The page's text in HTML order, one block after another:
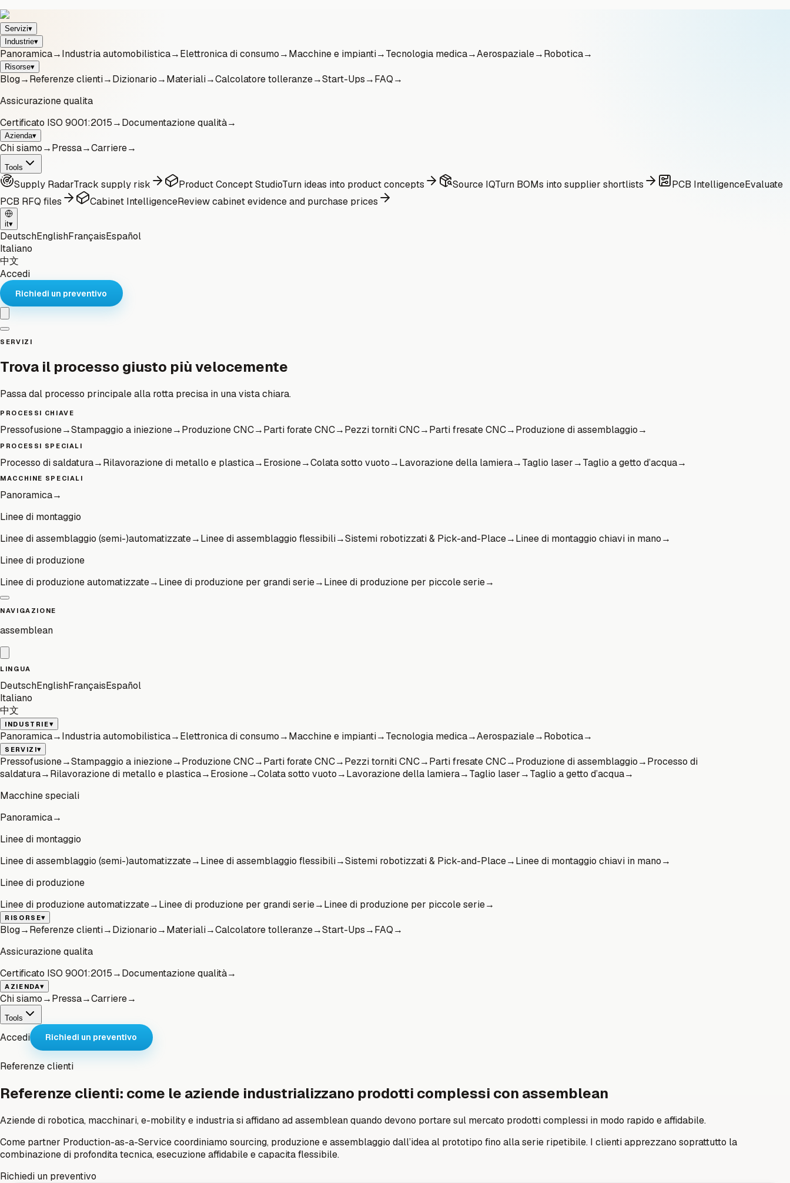
Servizi▾
Industrie▾
Panoramica→Industria automobilistica→Elettronica di consumo→Macchine e impianti→Tecnologia medica→Aerospaziale→Robotica→
Risorse▾
Blog→Referenze clienti→Dizionario→Materiali→Calcolatore tolleranze→Start-Ups→FAQ→
Assicurazione qualita
Certificato ISO 9001:2015→Documentazione qualità→
Azienda▾
Chi siamo→Pressa→Carriere→
Tools
Supply RadarTrack supply risk Product Concept StudioTurn ideas into product concepts Source IQTurn BOMs into supplier shortlists PCB IntelligenceEvaluate
PCB RFQ files
Cabinet IntelligenceReview cabinet evidence and purchase prices
it▾
DeutschEnglishFrançaisEspañol
Italiano
中文
Accedi
Richiedi un preventivo
SERVIZI
Trova il processo giusto più velocemente
Passa dal processo principale alla rotta precisa in una vista chiara.
PROCESSI CHIAVE
Pressofusione→Stampaggio a iniezione→Produzione CNC→Parti forate CNC→Pezzi torniti CNC→Parti fresate CNC→Produzione di assemblaggio→
PROCESSI SPECIALI
Processo di saldatura→Rilavorazione di metallo e plastica→Erosione→Colata sotto vuoto→Lavorazione della lamiera→Taglio laser→Taglio a getto d’acqua→
MACCHINE SPECIALI
Panoramica→
Linee di montaggio
Linee di assemblaggio (semi-)automatizzate→Linee di assemblaggio flessibili→Sistemi robotizzati & Pick-and-Place→Linee di montaggio chiavi in mano→
Linee di produzione
Linee di produzione automatizzate→Linee di produzione per grandi serie→Linee di produzione per piccole serie→
NAVIGAZIONE
assemblean
LINGUA
DeutschEnglishFrançaisEspañol
Italiano
中文
INDUSTRIE▾
Panoramica→Industria automobilistica→Elettronica di consumo→Macchine e impianti→Tecnologia medica→Aerospaziale→Robotica→
SERVIZI▾
Pressofusione→Stampaggio a iniezione→Produzione CNC→Parti forate CNC→Pezzi torniti CNC→Parti fresate CNC→Produzione di assemblaggio→Processo di
saldatura→Rilavorazione di metallo e plastica→Erosione→Colata sotto vuoto→Lavorazione della lamiera→Taglio laser→Taglio a getto d’acqua→
Macchine speciali
Panoramica→
Linee di montaggio
Linee di assemblaggio (semi-)automatizzate→Linee di assemblaggio flessibili→Sistemi robotizzati & Pick-and-Place→Linee di montaggio chiavi in mano→
Linee di produzione
Linee di produzione automatizzate→Linee di produzione per grandi serie→Linee di produzione per piccole serie→
RISORSE▾
Blog→Referenze clienti→Dizionario→Materiali→Calcolatore tolleranze→Start-Ups→FAQ→
Assicurazione qualita
Certificato ISO 9001:2015→Documentazione qualità→
AZIENDA▾
Chi siamo→Pressa→Carriere→
Tools
Accedi Richiedi un preventivo
Referenze clienti
Referenze clienti: come le aziende industrializzano prodotti complessi con assemblean
Aziende di robotica, macchinari, e-mobility e industria si affidano ad assemblean quando devono portare sul mercato prodotti complessi in modo rapido e affidabile.
Come partner Production-as-a-Service coordiniamo sourcing, produzione e assemblaggio dall’idea al prototipo fino alla serie ripetibile. I clienti apprezzano soprattutto la
combinazione di profondita tecnica, esecuzione affidabile e capacita flessibile.
Richiedi un preventivo